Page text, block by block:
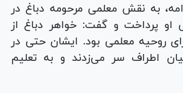
به نقش معلمی مرحومه دباغ در
او پرداخت و گفت: خواهر دباغ از
دارای روحیه معلمی بود. ایشان حتی در
اطراف سر می‌زدند و به تعلیم